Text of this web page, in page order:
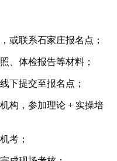
或联系石家庄报名点；
、体检报告等材料；
下提交至报名点；
构，参加理论 + 实操培
考；